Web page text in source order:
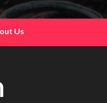
Us